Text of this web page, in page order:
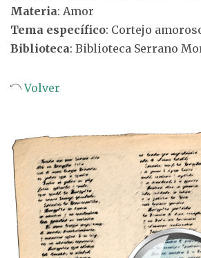
Materia: Amor
Tema específico: Cortejo
Biblioteca: Biblioteca Serrano
Volver